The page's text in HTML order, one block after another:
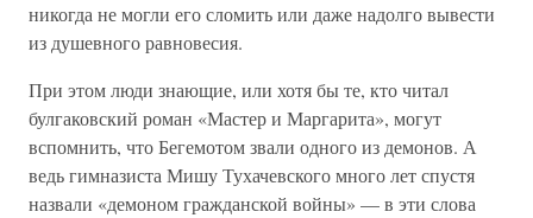
никогда не могли его сломить или даже надолго вывести
из душевного равновесия.
При этом люди знающие, или хотя бы те, кто читал
булгаковский роман «Мастер и Маргарита», могут
вспомнить, что Бегемотом звали одного из демонов. А
ведь гимназиста Мишу Тухачевского много лет спустя
назвали «демоном гражданской войны» — в эти слова